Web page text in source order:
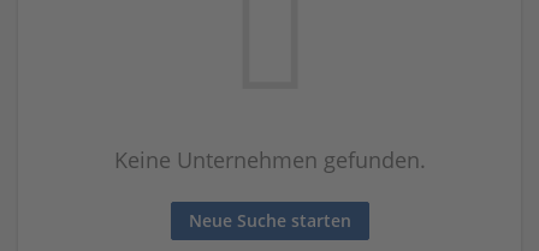
Keine Unternehmen gefunden.
Neue Suche starten